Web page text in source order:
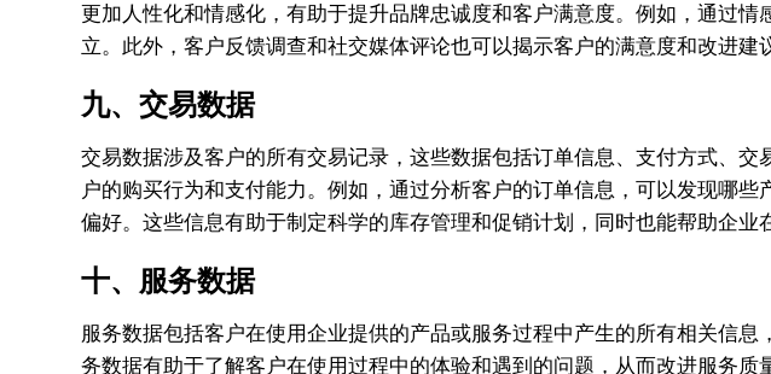
更加人性化和情感化，有助于提升品牌忠诚度和客户满意度。例如，通过
立。此外，客户反馈调查和社交媒体评论也可以揭示客户的满意度和改进建
九、交易数据
交易数据涉及客户的所有交易记录，这些数据包括订单信息、支付方式、
户的购买行为和支付能力。例如，通过分析客户的订单信息，可以发现哪
偏好。这些信息有助于制定科学的库存管理和促销计划，同时也能帮助企业
十、服务数据
服务数据包括客户在使用企业提供的产品或服务过程中产生的所有相关信
务数据有助于了解客户在使用过程中的体验和遇到的问题，从而改进服务